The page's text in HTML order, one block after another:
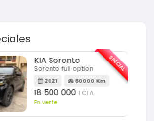
KIA Sorento
Sorento full option
2021 60000 Km
18 500 000 FCFA
En vente
SPÉCIAL